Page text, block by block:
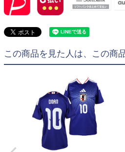
この商品を見た人は、この商